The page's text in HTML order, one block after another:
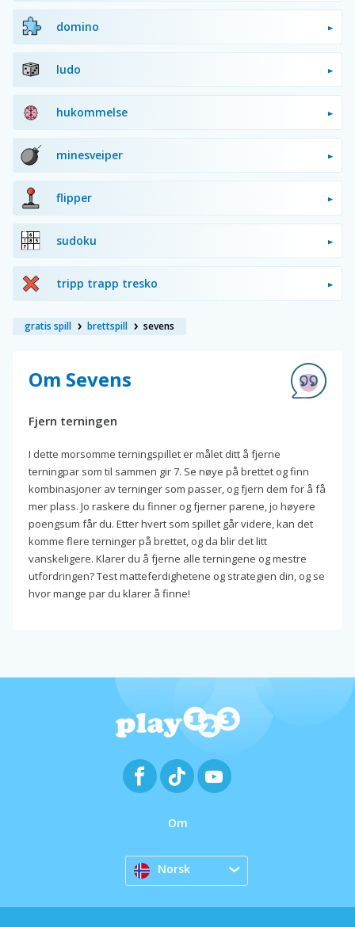
domino
ludo
hukommelse
minesveiper
flipper
sudoku
tripp trapp tresko
gratis spill brettspill sevens
Om Sevens
Fjern terningen
I dette morsomme terningspillet er målet ditt å fjerne
terningpar som til sammen gir 7. Se nøye på brettet og finn
kombinasjoner av terninger som passer, og fjern dem for å få
mer plass. Jo raskere du finner og fjerner parene, jo høyere
poengsum får du. Etter hvert som spillet går videre, kan det
komme flere terninger på brettet, og da blir det litt
vanskeligere. Klarer du å fjerne alle terningene og mestre
utfordringen? Test matteferdighetene og strategien din, og se
hvor mange par du klarer å finne!
Om
Norsk